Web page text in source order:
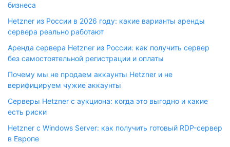
бизнеса
Hetzner из России в 2026 году: какие варианты аренды
сервера реально работают
Аренда сервера Hetzner из России: как получить сервер
без самостоятельной регистрации и оплаты
Почему мы не продаем аккаунты Hetzner и не
верифицируем чужие аккаунты
Серверы Hetzner с аукциона: когда это выгодно и какие
есть риски
Hetzner с Windows Server: как получить готовый RDP-сервер
в Европе